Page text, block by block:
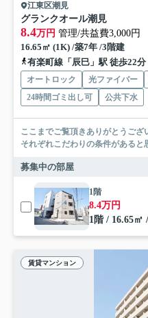
江東区潮見
グランクオール潮見
8.4万円 管理/共益費3,000円
16.65㎡ (1K) /築7年 /3階建
有楽町線「辰巳」駅 徒歩22分
オートロック 光ファイバー
24時間ゴミ出し可
公共下水
ここまでご覧頂きありがとうございます。 お部屋探しの際
それぞれこだわりの条件があると
募集中の部屋
1階
8.4万円
1階 / 16.65㎡
賃貸マンション